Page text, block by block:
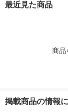
最近見た商品
商品
掲載商品の情報